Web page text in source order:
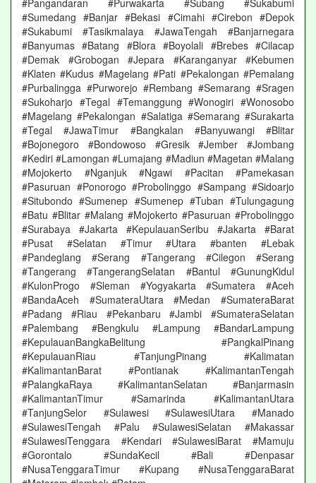
#Pangandaran #Purwakarta #Subang #Sukabumi
#Sumedang #Banjar #Bekasi #Cimahi #Cirebon #Depok
#Sukabumi #Tasikmalaya #JawaTengah #Banjarnegara
#Banyumas #Batang #Blora #Boyolali #Brebes #Cilacap
#Demak #Grobogan #Jepara #Karanganyar #Kebumen
#Klaten #Kudus #Magelang #Pati #Pekalongan #Pemalang
#Purbalingga #Purworejo #Rembang #Semarang #Sragen
#Sukoharjo #Tegal #Temanggung #Wonogiri #Wonosobo
#Magelang #Pekalongan #Salatiga #Semarang #Surakarta
#Tegal #JawaTimur #Bangkalan #Banyuwangi #Blitar
#Bojonegoro #Bondowoso #Gresik #Jember #Jombang
#Kediri #Lamongan #Lumajang #Madiun #Magetan #Malang
#Mojokerto #Nganjuk #Ngawi #Pacitan #Pamekasan
#Pasuruan #Ponorogo #Probolinggo #Sampang #Sidoarjo
#Situbondo #Sumenep #Sumenep #Tuban #Tulungagung
#Batu #Blitar #Malang #Mojokerto #Pasuruan #Probolinggo
#Surabaya #Jakarta #KepulauanSeribu #Jakarta #Barat
#Pusat #Selatan #Timur #Utara #banten #Lebak
#Pandeglang #Serang #Tangerang #Cilegon #Serang
#Tangerang #TangerangSelatan #Bantul #GunungKidul
#KulonProgo #Sleman #Yogyakarta #Sumatera #Aceh
#BandaAceh #SumateraUtara #Medan #SumateraBarat
#Padang #Riau #Pekanbaru #Jambi #SumateraSelatan
#Palembang #Bengkulu #Lampung #BandarLampung
#KepulauanBangkaBelitung #PangkalPinang
#KepulauanRiau #TanjungPinang #Kalimatan
#KalimantanBarat #Pontianak #KalimantanTengah
#PalangkaRaya #KalimantanSelatan #Banjarmasin
#KalimantanTimur #Samarinda #KalimantanUtara
#TanjungSelor #Sulawesi #SulawesiUtara #Manado
#SulawesiTengah #Palu #SulawesiSelatan #Makassar
#SulawesiTenggara #Kendari #SulawesiBarat #Mamuju
#Gorontalo #SundaKecil #Bali #Denpasar
#NusaTenggaraTimur #Kupang #NusaTenggaraBarat